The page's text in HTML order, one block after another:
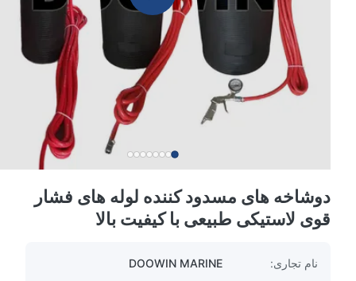
دوشاخه های مسدود کننده لوله های فشار
قوی لاستیکی طبیعی با کیفیت بالا
نام تجاری:
DOOWIN MARINE